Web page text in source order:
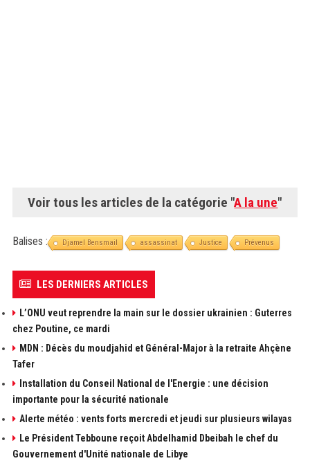
Voir tous les articles de la catégorie "A la une"
Balises : Djamel Bensmail assassinat Justice Prévenus
LES DERNIERS ARTICLES
L’ONU veut reprendre la main sur le dossier ukrainien : Guterres
chez Poutine, ce mardi
MDN : Décès du moudjahid et Général-Major à la retraite Ahçène
Tafer
Installation du Conseil National de l'Energie : une décision
importante pour la sécurité nationale
Alerte météo : vents forts mercredi et jeudi sur plusieurs wilayas
Le Président Tebboune reçoit Abdelhamid Dbeibah le chef du
Gouvernement d'Unité nationale de Libye